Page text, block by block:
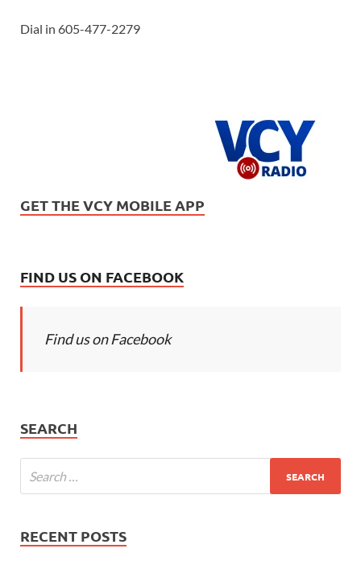
Dial in 605-477-2279
GET THE VCY MOBILE APP
FIND US ON FACEBOOK
Find us on Facebook
SEARCH
RECENT POSTS